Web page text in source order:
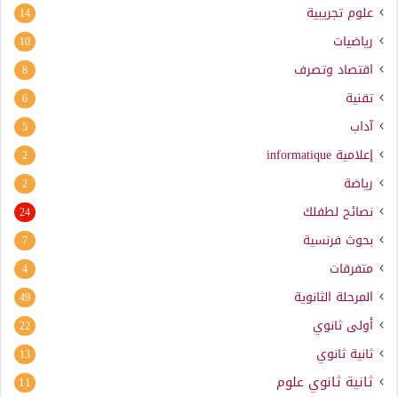
علوم تجريبية 14
رياضيات 10
اقتصاد وتصرف 8
تقنية 6
آداب 5
إعلامية informatique
2
رياضة 2
نصائح لطفلك 24
بحوث فرنسية 7
متفرقات 4
المرحلة الثانوية 49
أولى ثانوي 22
ثانية ثانوي 13
ثانية ثانوي علوم 11